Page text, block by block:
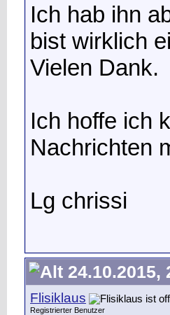
Ich hab ihn
bist wirklich
Vielen Dank.
Ich hoffe ich
Nachrichten
Lg chrissi
24.10.2015,
Flisiklaus
Registrierter Benutzer